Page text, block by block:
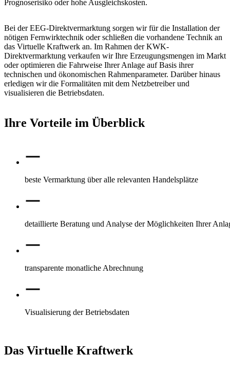
Prognoserisiko oder hohe Ausgleichskosten.
Bei der EEG-Direktvermarktung sorgen wir für die Installation der
nötigen Fernwirktechnik oder schließen die vorhandene Technik an
das Virtuelle Kraftwerk an. Im Rahmen der KWK-
Direktvermarktung verkaufen wir Ihre Erzeugungsmengen im Markt
oder optimieren die Fahrweise Ihrer Anlage auf Basis ihrer
technischen und ökonomischen Rahmenparameter. Darüber hinaus
erledigen wir die Formalitäten mit dem Netzbetreiber und
visualisieren die Betriebsdaten.
Ihre Vorteile im Überblick
beste Vermarktung über alle relevanten Handelsplätze
detaillierte Beratung und Analyse der Möglichkeiten Ihrer
transparente monatliche Abrechnung
Visualisierung der Betriebsdaten
Das Virtuelle Kraftwerk